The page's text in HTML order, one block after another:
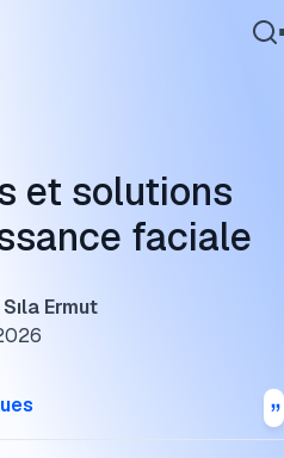
et solutions
faciale
Sıla Ermut
abusive